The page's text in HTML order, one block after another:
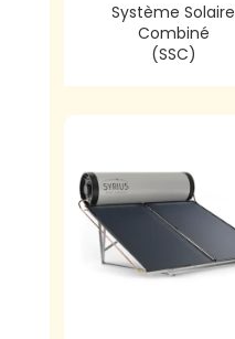
Système Solaire
Combiné
(SSC)